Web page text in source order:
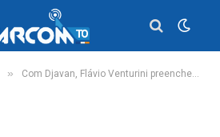
» Com Djavan, Flávio Venturini preenche outro pedaço do álbum ‘Minha história’